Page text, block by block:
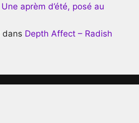
Une aprèm d’été, posé au
dans Depth Affect – Radish